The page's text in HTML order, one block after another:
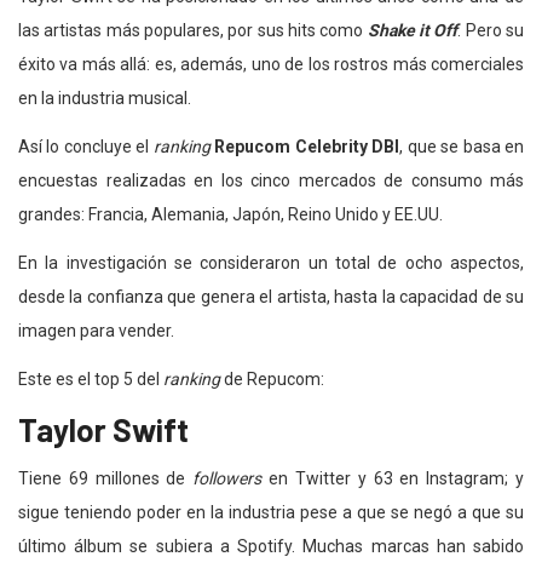
las artistas más populares, por sus hits como Shake it Off. Pero su
éxito va más allá: es, además, uno de los rostros más comerciales
en la industria musical.
Así lo concluye el rankingRepucom Celebrity DBI, que se basa en
encuestas realizadas en los cinco mercados de consumo más
grandes: Francia, Alemania, Japón, Reino Unido y EE.UU.
En la investigación se consideraron un total de ocho aspectos,
desde la confianza que genera el artista, hasta la capacidad de su
imagen para vender.
Este es el top 5 del rankingde Repucom:
Taylor Swift
Tiene 69 millones de followersen Twitter y 63 en Instagram; y
sigue teniendo poder en la industria pese a que se negó a que su
último álbum se subiera a Spotify. Muchas marcas han sabido